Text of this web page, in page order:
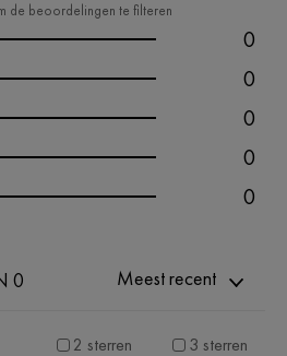
de beoordelingen te filteren
0
0
0
0
0
0 Meest recent
2 sterren
3 sterren